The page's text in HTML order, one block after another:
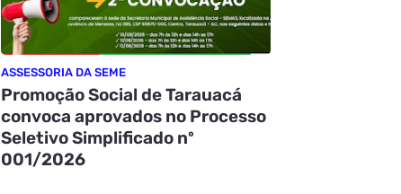
ASSESSORIA DA SEME
Promoção Social de Tarauacá
convoca aprovados no Processo
Seletivo Simplificado nº
001/2026